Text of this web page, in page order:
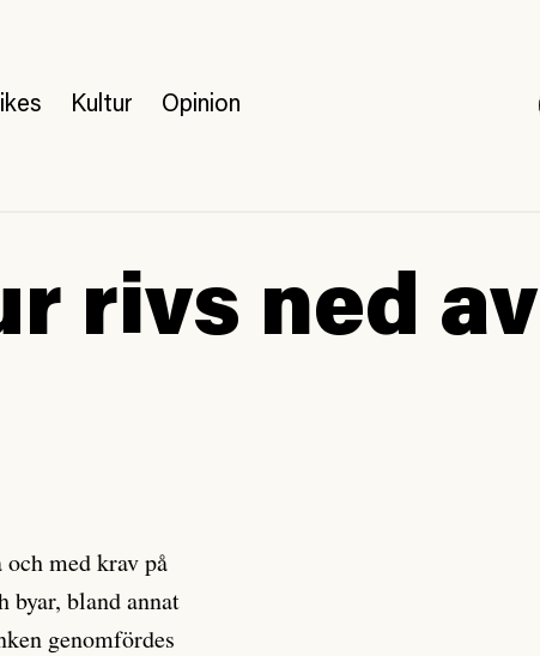
Kultur Opinion
rivs ned av
med krav på
byar, bland annat
genomfördes